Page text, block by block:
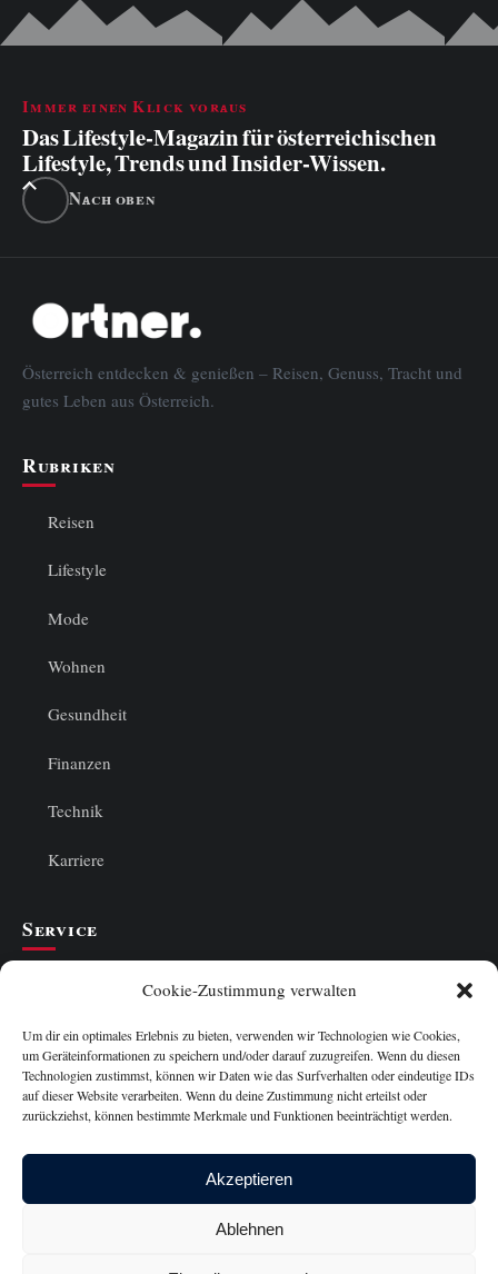
Cookie-Zustimmung verwalten
Um dir ein optimales Erlebnis zu bieten, verwenden wir Technologien wie Cookies,
um Geräteinformationen zu speichern und/oder darauf zuzugreifen. Wenn du diesen
Technologien zustimmst, können wir Daten wie das Surfverhalten oder eindeutige IDs
auf dieser Website verarbeiten. Wenn du deine Zustimmung nicht erteilst oder
zurückziehst, können bestimmte Merkmale und Funktionen beeinträchtigt werden.
Akzeptieren
Ablehnen
Immer einen Klick voraus
Das Lifestyle-Magazin für österreichischen
Lifestyle, Trends und Insider-Wissen.
Nach oben
Österreich entdecken & genießen – Reisen, Genuss, Tracht und
gutes Leben aus Österreich.
Rubriken
Reisen
Lifestyle
Mode
Wohnen
Gesundheit
Finanzen
Technik
Karriere
Service
Cookie-Richtlinie
Datenschutzerklärung
Haftungsausschluss